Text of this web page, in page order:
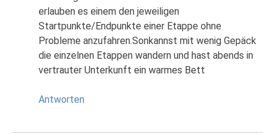
erlauben es einem den jeweiligen
Startpunkte/Endpunkte einer Etappe ohne
Probleme anzufahren.Sonkannst mit wenig Gepäck
die einzelnen Etappen wandern und hast abends in
vertrauter Unterkunft ein warmes Bett
Antworten